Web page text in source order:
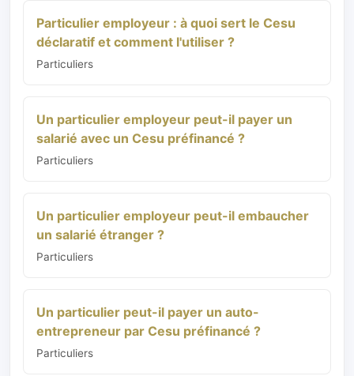
Particulier employeur : à quoi sert le Cesu
déclaratif et comment l'utiliser ?
Particuliers
Un particulier employeur peut-il payer un
salarié avec un Cesu préfinancé ?
Particuliers
Un particulier employeur peut-il embaucher
un salarié étranger ?
Particuliers
Un particulier peut-il payer un auto-
entrepreneur par Cesu préfinancé ?
Particuliers